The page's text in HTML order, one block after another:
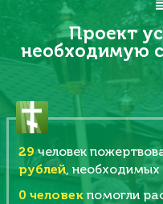
Проект
необходимую
29 человек
рублей, необходимых
0 человек помогли